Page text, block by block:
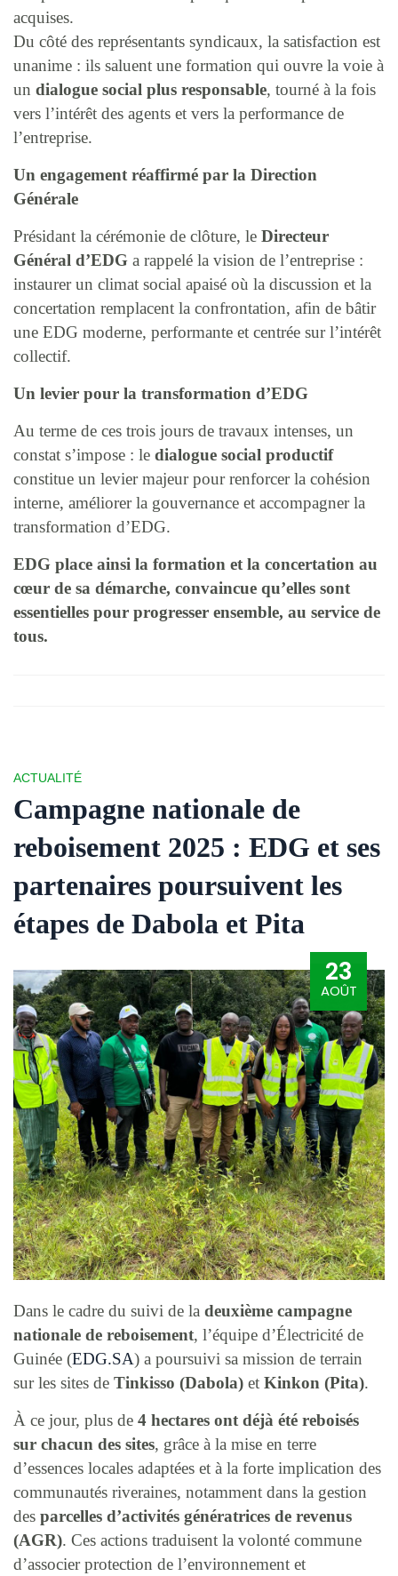
acquises.
Du côté des représentants syndicaux, la satisfaction est
unanime : ils saluent une formation qui ouvre la voie à
un dialogue social plus responsable, tourné à la fois
vers l’intérêt des agents et vers la performance de
l’entreprise.
Un engagement réaffirmé par la Direction
Générale
Présidant la cérémonie de clôture, le Directeur
Général d’EDG a rappelé la vision de l’entreprise :
instaurer un climat social apaisé où la discussion et la
concertation remplacent la confrontation, afin de bâtir
une EDG moderne, performante et centrée sur l’intérêt
collectif.
Un levier pour la transformation d’EDG
Au terme de ces trois jours de travaux intenses, un
constat s’impose : le dialogue social productif
constitue un levier majeur pour renforcer la cohésion
interne, améliorer la gouvernance et accompagner la
transformation d’EDG.
EDG place ainsi la formation et la concertation au
cœur de sa démarche, convaincue qu’elles sont
essentielles pour progresser ensemble, au service de
tous.
ACTUALITÉ
Campagne nationale de
reboisement 2025 : EDG et ses
partenaires poursuivent les
étapes de Dabola et Pita
23
AOÛT
Dans le cadre du suivi de la deuxième campagne
nationale de reboisement, l’équipe d’Électricité de
Guinée (EDG.SA) a poursuivi sa mission de terrain
sur les sites de Tinkisso (Dabola) et Kinkon (Pita).
À ce jour, plus de 4 hectares ont déjà été reboisés
sur chacun des sites, grâce à la mise en terre
d’essences locales adaptées et à la forte implication des
communautés riveraines, notamment dans la gestion
des parcelles d’activités génératrices de revenus
(AGR). Ces actions traduisent la volonté commune
d’associer protection de l’environnement et